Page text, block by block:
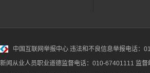
中国互联网举报中心 违法和不良信息举报电话：
新闻从业人员职业道德监督电话：010-67401111 监